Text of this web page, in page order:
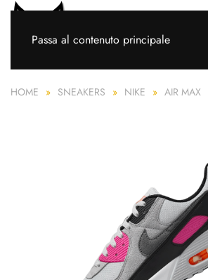
Passa al contenuto principale
HOME SNEAKERS NIKE AIR MAX